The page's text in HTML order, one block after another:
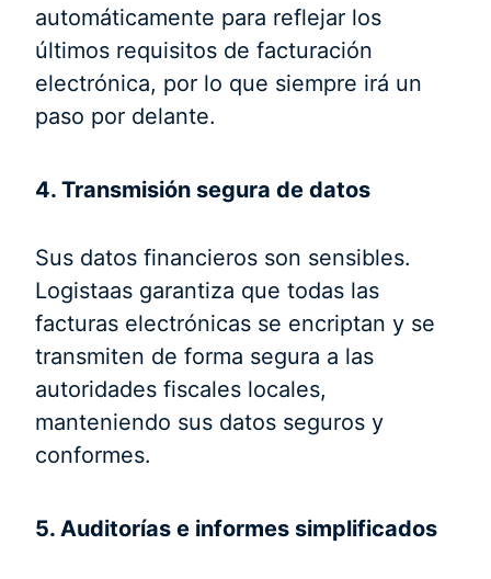
automáticamente para reflejar los
últimos requisitos de facturación
electrónica, por lo que siempre irá un
paso por delante.
4. Transmisión segura de datos
Sus datos financieros son sensibles.
Logistaas garantiza que todas las
facturas electrónicas se encriptan y se
transmiten de forma segura a las
autoridades fiscales locales,
manteniendo sus datos seguros y
conformes.
5. Auditorías e informes simplificados